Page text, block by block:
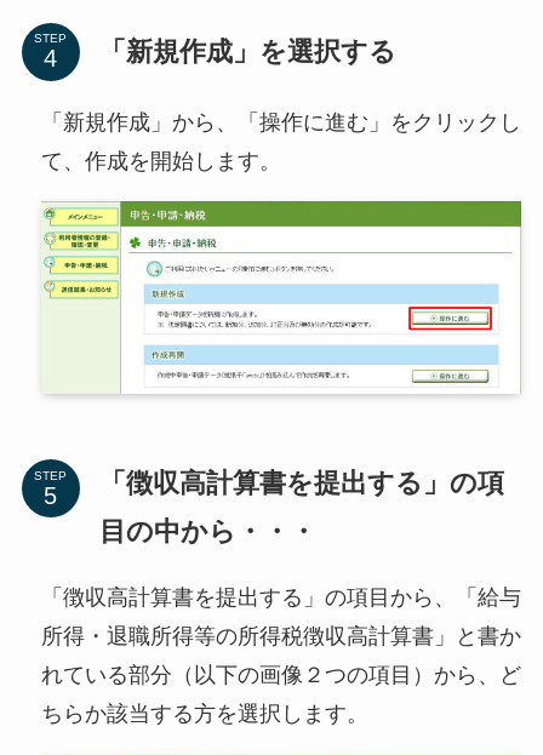
STEP 「新規作成」を選択する
「新規作成」から、「操作に進む」をクリックし
て、作成を開始します。
STEP
「徴収高計算書を提出する」の項
目の中から・・・
「徴収高計算書を提出する」の項目から、「給与
所得・退職所得等の所得税徴収高計算書」と書か
れている部分（以下の画像２つの項目）から、ど
ちらか該当する方を選択します。